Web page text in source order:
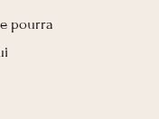
pourra